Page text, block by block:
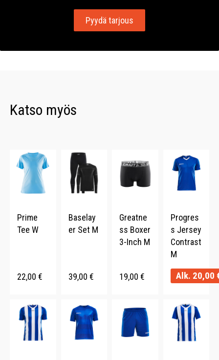
Pyydä tarjous
Katso myös
Prime
Tee W
22,00 €
Baselay
er Set M
39,00 €
Greatne
ss Boxer
3-Inch M
19,00 €
Progres
s Jersey
Contrast
M
Alk. 20,00